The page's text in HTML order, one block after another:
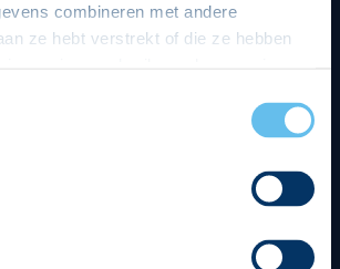
combineren met andere
ze hebt verstrekt of die ze hebben
wijze. Je kunt je toestemming
en cookieverklaring pagina.